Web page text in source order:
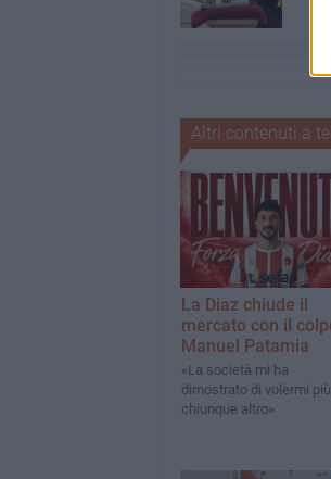
Altri contenuti a
La Diaz chiude il
mercato con il
Manuel Patamia
«La società mi ha
dimostrato di volermi
chiunque altro»